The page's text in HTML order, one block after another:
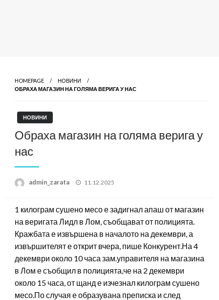
HOMEPAGE
НОВИНИ
ОБРАХА МАГАЗИН НА ГОЛЯМА ВЕРИГА У НАС
НОВИНИ
Обраха магазин на голяма верига у
нас
admin_zarata
Posted
11.12.2025
1 килограм сушено месо е задигнал апаш от магазин
на веригата Лидл в Лом, съобщават от полицията.
Кражбата е извършена в началото на декември, а
извършителят е открит вчера, пише Конкурент.На 4
декември около 10 часа зам.управителя на магазина
в Лом е съобщил в полицията,че на 2 декември
около 15 часа, от щанд е изчезнал килограм сушено
месо.По случая е образувана преписка и след